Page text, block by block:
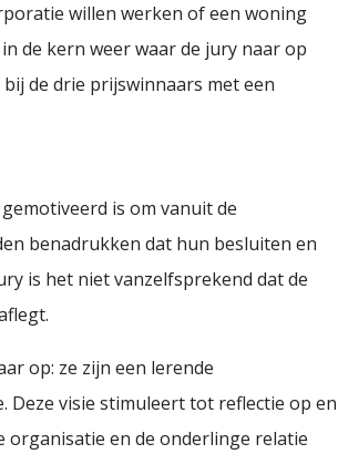
willen werken of een woning
de kern weer waar de jury naar op
de drie prijswinnaars met een
is om vanuit de
benadrukken dat hun besluiten en
is het niet vanzelfsprekend dat de
op: ze zijn een lerende
visie stimuleert tot reflectie op en
organisatie en de onderlinge relatie